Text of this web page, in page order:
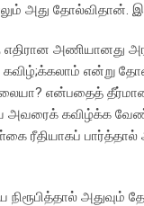
அது தோல்விதான்.
அணியானது அரசு
கவிழ்;க்கலாம் என்று
என்பதைத்
அவரைக் கவிழ்க்க
ரீதியாகப்